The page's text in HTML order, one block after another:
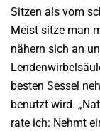
Sitzen als vom
Meist sitze man
nähern sich an
besten Sessel
benutzt wird.
rate ich: Nehmt